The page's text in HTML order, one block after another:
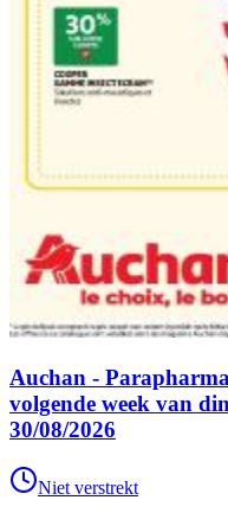
Auchan -
volgende week van
30/08/2026
Niet verstrekt